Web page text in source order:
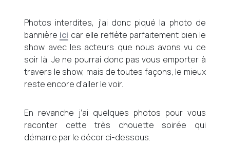
Photos interdites, j’ai donc piqué la photo de
bannière ici car elle reflète parfaitement bien le
show avec les acteurs que nous avons vu ce
soir là. Je ne pourrai donc pas vous emporter à
travers le show, mais de toutes façons, le mieux
reste encore d’aller le voir.
En revanche j’ai quelques photos pour vous
raconter cette très chouette soirée qui
démarre par le décor ci-dessous.